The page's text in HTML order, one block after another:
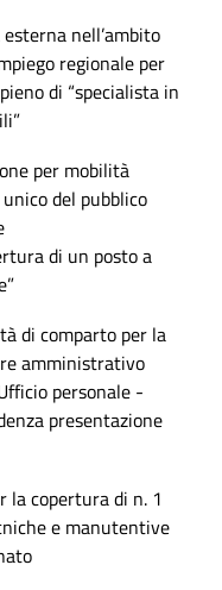
nell’ambito
regionale per
di “specialista in
per mobilità
del pubblico
di un posto a
di comparto per la
amministrativo
personale -
presentazione
la copertura di n. 1
e manutentive